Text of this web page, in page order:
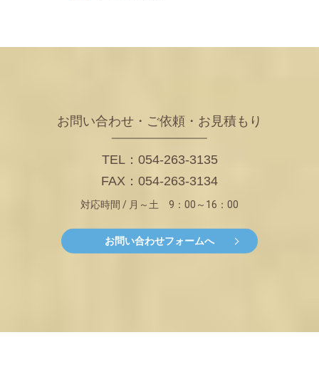
お問い合わせ・ご依頼・お見積もり
TEL：054-263-3135
FAX：054-263-3134
対応時間 / 月～土 9：00～16：00
お問い合わせフォームへ